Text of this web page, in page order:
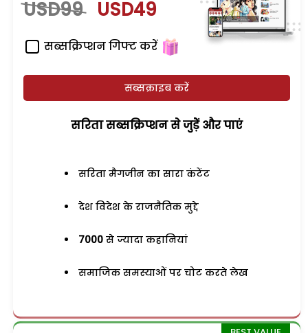
USD99 USD49
सब्सक्रिप्शन गिफ्ट करें
सब्सक्राइब करें
सरिता सब्सक्रिप्शन से जुड़ेें और पाएं
सरिता मैगजीन का सारा कंटेंट
देश विदेश के राजनैतिक मुद्दे
7000 से ज्यादा कहानियां
समाजिक समस्याओं पर चोट करते लेख